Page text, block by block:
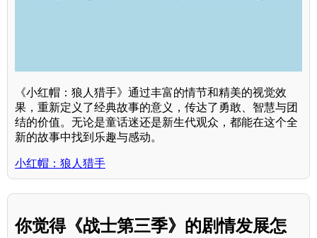
《小红帽：狼人猎手》通过丰富的情节和精美的视觉效
果，重新定义了经典故事的意义，传达了勇敢、智慧与团
结的价值。无论是童话迷还是新生代观众，都能在这个全
新的故事中找到乐趣与感动。
小红帽：狼人猎手
你觉得《战士第三季》的剧情发展怎